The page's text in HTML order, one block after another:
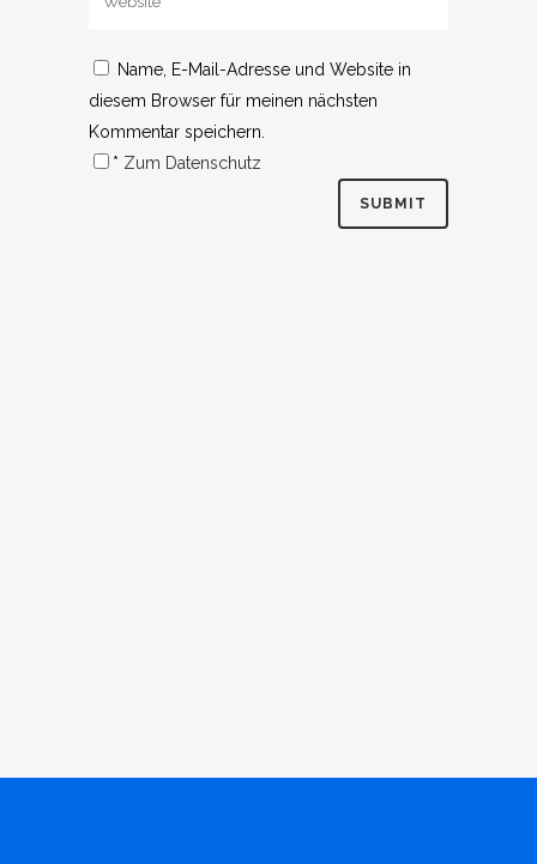
Name, E-Mail-Adresse und Website in
diesem Browser für meinen nächsten
Kommentar speichern.
* Zum Datenschutz